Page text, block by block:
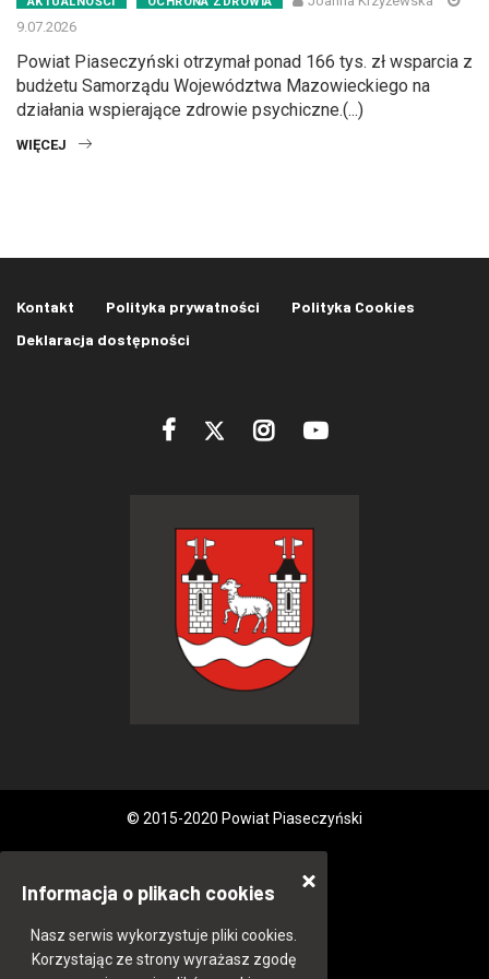
9.07.2026
Powiat Piaseczyński otrzymał ponad 166 tys. zł wsparcia z
budżetu Samorządu Województwa Mazowieckiego na
działania wspierające zdrowie psychiczne.(...)
WIĘCEJ
Kontakt Polityka prywatności
Polityka Cookies
Deklaracja dostępności
© 2015-2020 Powiat Piaseczyński
Informacja o plikach cookies
Nasz serwis wykorzystuje pliki cookies.
Korzystając ze strony wyrażasz zgodę